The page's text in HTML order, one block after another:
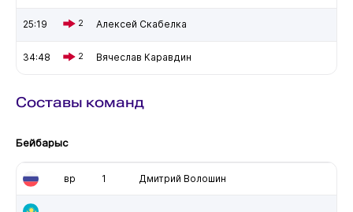
25:19 2 Алексей Скабелка
34:48 2 Вячеслав Каравдин
Составы команд
Бейбарыс
вр 1 Дмитрий Волошин